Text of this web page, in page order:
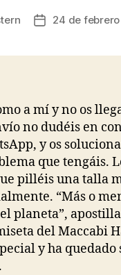
Fecha24 de
a mí y no os
no dudéis en
y os
que tengáis.
pilléis una talla
“Más o
planeta”,
del Maccabi
y ha